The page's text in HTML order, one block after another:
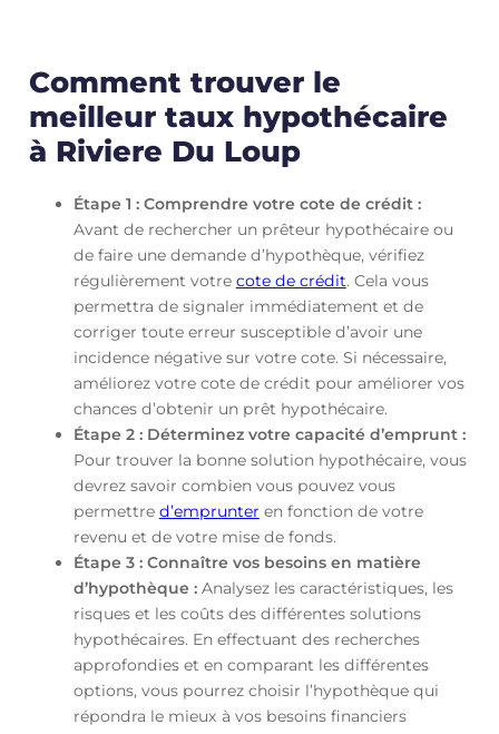
Comment trouver le
meilleur taux hypothécaire
à Riviere Du Loup
Étape 1 : Comprendre votre cote de crédit :
Avant de rechercher un prêteur hypothécaire ou
de faire une demande d’hypothèque, vérifiez
régulièrement votre cote de crédit. Cela vous
permettra de signaler immédiatement et de
corriger toute erreur susceptible d’avoir une
incidence négative sur votre cote. Si nécessaire,
améliorez votre cote de crédit pour améliorer vos
chances d’obtenir un prêt hypothécaire.
Étape 2 : Déterminez votre capacité d’emprunt :
Pour trouver la bonne solution hypothécaire, vous
devrez savoir combien vous pouvez vous
permettre d’emprunter en fonction de votre
revenu et de votre mise de fonds.
Étape 3 : Connaître vos besoins en matière
d’hypothèque :Analysez les caractéristiques, les
risques et les coûts des différentes solutions
hypothécaires. En effectuant des recherches
approfondies et en comparant les différentes
options, vous pourrez choisir l’hypothèque qui
répondra le mieux à vos besoins financiers